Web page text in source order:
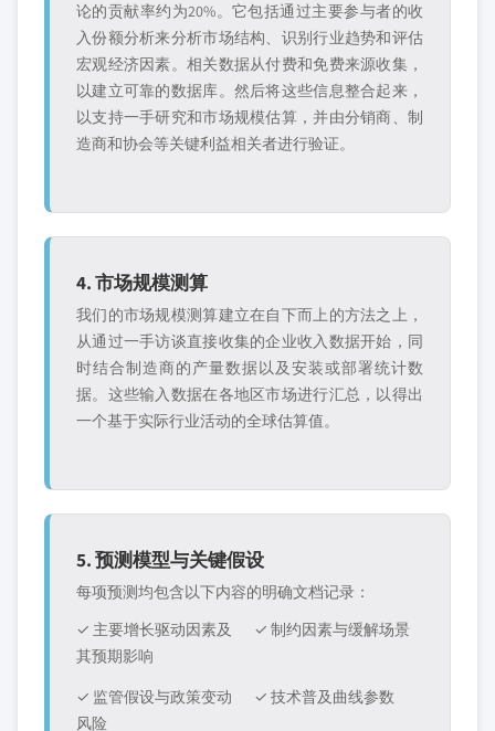
论的贡献率约为20%。它包括通过主要参与者的收
入份额分析来分析市场结构、识别行业趋势和评估
宏观经济因素。相关数据从付费和免费来源收集，
以建立可靠的数据库。然后将这些信息整合起来，
以支持一手研究和市场规模估算，并由分销商、制
造商和协会等关键利益相关者进行验证。
4. 市场规模测算
我们的市场规模测算建立在自下而上的方法之上，
从通过一手访谈直接收集的企业收入数据开始，同
时结合制造商的产量数据以及安装或部署统计数
据。这些输入数据在各地区市场进行汇总，以得出
一个基于实际行业活动的全球估算值。
5. 预测模型与关键假设
每项预测均包含以下内容的明确文档记录：
✓ 主要增长驱动因素及
其预期影响
✓ 制约因素与缓解场景
✓ 监管假设与政策变动
风险
✓ 技术普及曲线参数